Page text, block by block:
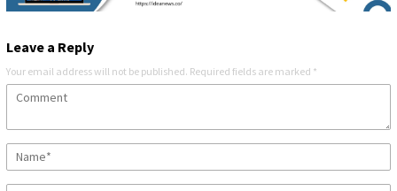
Leave a Reply
Your email address will not be published. Required fields are marked *